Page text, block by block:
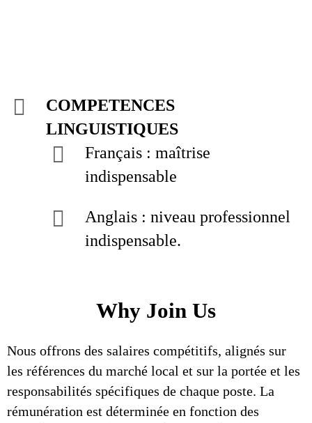
COMPETENCES
LINGUISTIQUES
Français : maîtrise
indispensable
Anglais : niveau professionnel
indispensable.
Why Join Us
Nous offrons des salaires compétitifs, alignés sur
les références du marché local et sur la portée et les
responsabilités spécifiques de chaque poste. La
rémunération est déterminée en fonction des